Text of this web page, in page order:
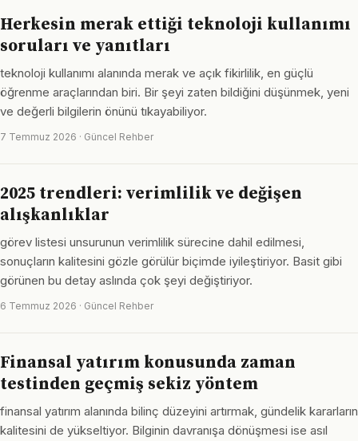
Herkesin merak ettiği teknoloji kullanımı
soruları ve yanıtları
teknoloji kullanımı alanında merak ve açık fikirlilik, en güçlü
öğrenme araçlarından biri. Bir şeyi zaten bildiğini düşünmek, yeni
ve değerli bilgilerin önünü tıkayabiliyor.
7 Temmuz 2026 · Güncel Rehber
2025 trendleri: verimlilik ve değişen
alışkanlıklar
görev listesi unsurunun verimlilik sürecine dahil edilmesi,
sonuçların kalitesini gözle görülür biçimde iyileştiriyor. Basit gibi
görünen bu detay aslında çok şeyi değiştiriyor.
6 Temmuz 2026 · Güncel Rehber
Finansal yatırım konusunda zaman
testinden geçmiş sekiz yöntem
finansal yatırım alanında bilinç düzeyini artırmak, gündelik kararların
kalitesini de yükseltiyor. Bilginin davranışa dönüşmesi ise asıl